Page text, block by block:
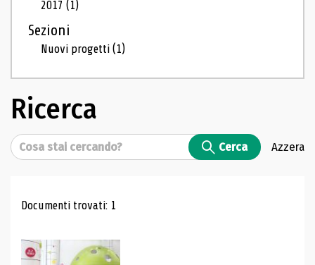
2017(1)
Sezioni
Nuovi progetti(1)
Ricerca
Cerca Cerca Azzera
Risultati di ricerca
Documenti trovati: 1